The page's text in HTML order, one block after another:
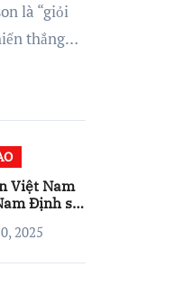
là “giỏi
thắng…
Việt Nam
Định sẽ
lo…
2025